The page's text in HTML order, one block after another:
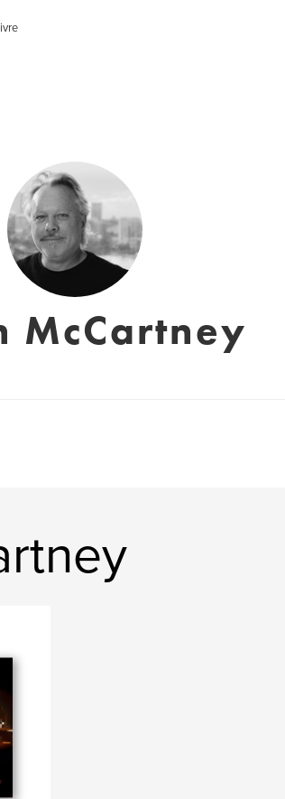
McCartney